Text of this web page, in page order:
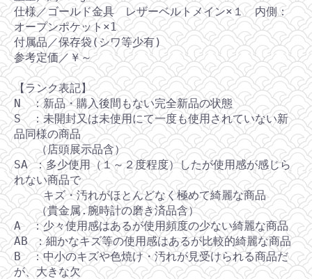
仕様／ゴールド金具 レザーベルトメイン×１ 内側：
オープンポケット×1
付属品／保存袋(シワ等少有)
参考定価／￥～
【ランク表記】
N ：新品・購入後間もない完全新品の状態
S ：未開封又は未使用にて一度も使用されていない新
品同様の商品
（店頭展示品含）
SA ：多少使用（１～２度程度）したが使用感が感じら
れない商品で
キズ・汚れがほとんどなく極めて綺麗な商品
（貴金属.腕時計の磨き済品含）
A ：少々使用感はあるが使用頻度の少ない綺麗な商品
AB ：細かなキズ等の使用感はあるが比較的綺麗な商品
B ：中小のキズや色焼け・汚れが見受けられる商品だ
が、大きな欠